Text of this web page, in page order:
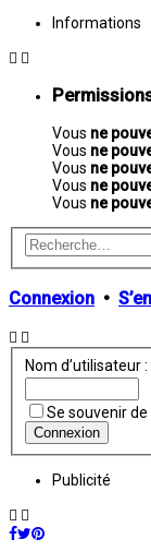
Informations
Vous ne
Vous ne
Vous ne
Vous ne
Vous ne
Connexion •
Nom d’utilisateur :
Se souvenir de
Publicité